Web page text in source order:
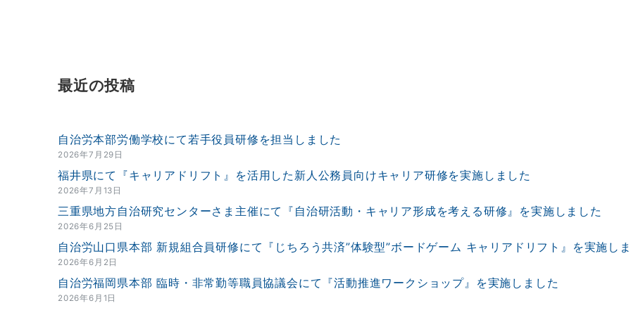
最近の投稿
自治労本部労働学校にて若手役員研修を担当しました
2026年7月29日
福井県にて『キャリアドリフト』を活用した新人公務員向けキャリア研修を実施しました
2026年7月13日
三重県地方自治研究センターさま主催にて『自治研活動・キャリア形成を考える研修』を実施しました
2026年6月25日
自治労山口県本部 新規組合員研修にて『じちろう共済”体験型”ボードゲーム キャリアドリフト』を実施し
2026年6月2日
自治労福岡県本部 臨時・非常勤等職員協議会にて『活動推進ワークショップ』を実施しました
2026年6月1日